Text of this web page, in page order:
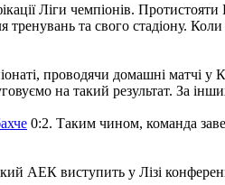
Ліги чемпіонів.
та свого стадіону.
проводячи домашні матчі
на такий результат. За
0:2. Таким чином, команда
АЕК виступить у Лізі